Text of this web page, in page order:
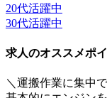
20代活躍中
30代活躍中
求人のオススメポ
＼運搬作業に集中